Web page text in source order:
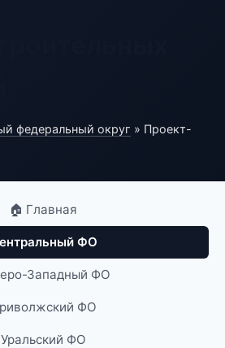
федеральный округ » Проект-
🏠 Главная
ФО
Западный ФО
ФО
Уральский ФО